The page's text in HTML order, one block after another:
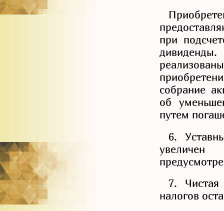
при
собрание
об
путем
6.
7.
налогов